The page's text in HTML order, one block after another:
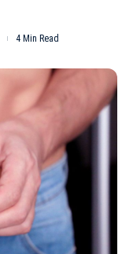
4 Min Read